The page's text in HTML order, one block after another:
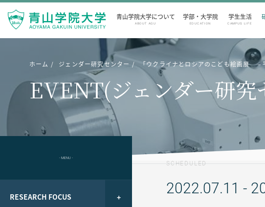
青山学院大学について
ABOUT AGU
学部・大学院
EDUCATION
学生生活
CAMPUS LIFE
ホーム ジェンダー研究センター 「ウクライナとロシアのこども絵画展
EVENT(ジェンダー研究
- MENU -
RESEARCH FOCUS
SCHEDULED
2022.07.11 -